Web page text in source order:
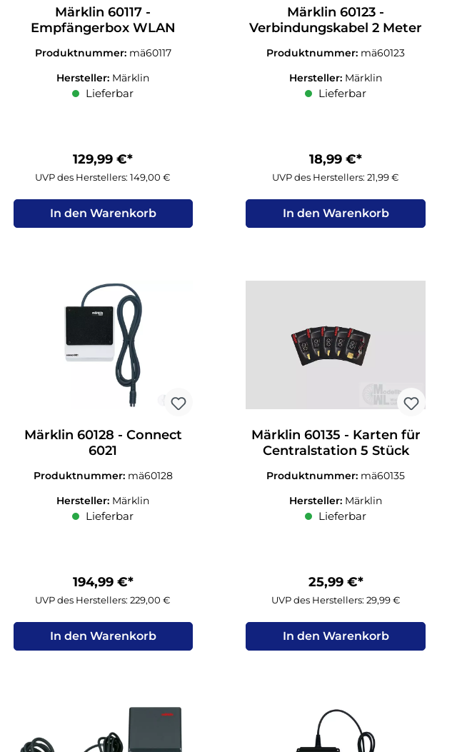
Märklin 60117 -
Empfängerbox WLAN
Produktnummer: mä60117
Hersteller: Märklin
Lieferbar
129,99 €*
UVP des Herstellers: 149,00 €
In den Warenkorb
Märklin 60123 -
Verbindungskabel 2 Meter
Produktnummer: mä60123
Hersteller: Märklin
Lieferbar
18,99 €*
UVP des Herstellers: 21,99 €
In den Warenkorb
Märklin 60128 - Connect
6021
Produktnummer: mä60128
Hersteller: Märklin
Lieferbar
194,99 €*
UVP des Herstellers: 229,00 €
In den Warenkorb
Märklin 60135 - Karten für
Centralstation 5 Stück
Produktnummer: mä60135
Hersteller: Märklin
Lieferbar
25,99 €*
UVP des Herstellers: 29,99 €
In den Warenkorb